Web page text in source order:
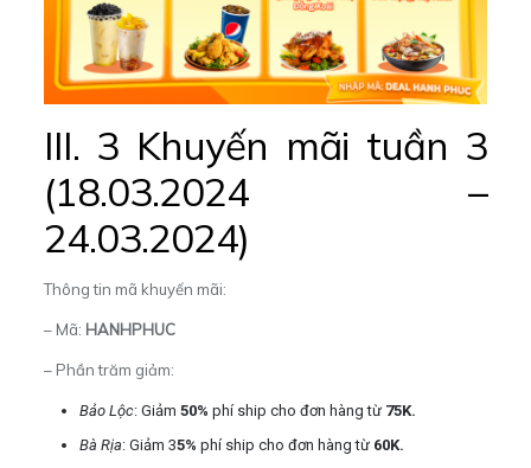
III. 3 Khuyến mãi tuần 3
(18.03.2024 –
24.03.2024)
Thông tin mã khuyến mãi:
– Mã: HANHPHUC
– Phần trăm giảm:
Bảo Lộc: Giảm 50% phí ship cho đơn hàng từ 75K.
Bà Rịa: Giảm 35% phí ship cho đơn hàng từ 60K.